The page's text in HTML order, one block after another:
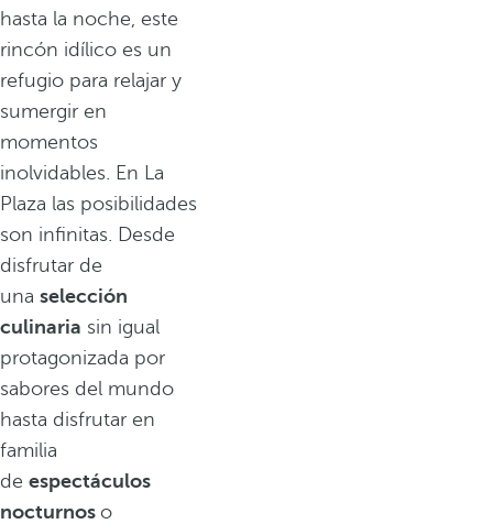
hasta la noche, este
rincón idílico es un
refugio para relajar y
sumergir en
momentos
inolvidables. En La
Plaza las posibilidades
son infinitas. Desde
disfrutar de
una selección
culinaria sin igual
protagonizada por
sabores del mundo
hasta disfrutar en
familia
de espectáculos
nocturnos o